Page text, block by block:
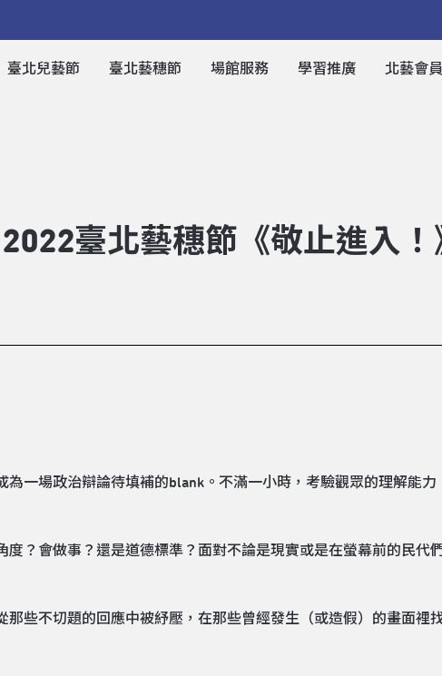
臺北兒藝節 臺北藝穗節 場館服務 學習推廣 北藝會員
臺北藝穗節《敬止進入！
為一場政治辯論待填補的blank。不滿一小時，考驗觀眾的理解能力
？會做事？還是道德標準？面對不論是現實或是在螢幕前的民代
些不切題的回應中被紓壓，在那些曾經發生（或造假）的畫面裡